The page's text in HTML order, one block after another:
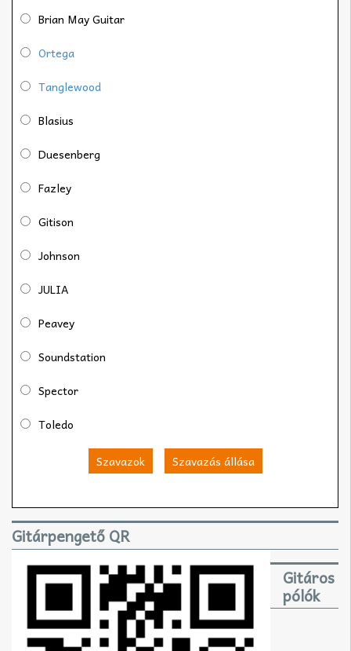
Brian May Guitar
Ortega
Tanglewood
Blasius
Duesenberg
Fazley
Gitison
Johnson
JULIA
Peavey
Soundstation
Spector
Toledo
Szavazok Szavazás állása
Gitárpengető QR
Gitáros
pólók